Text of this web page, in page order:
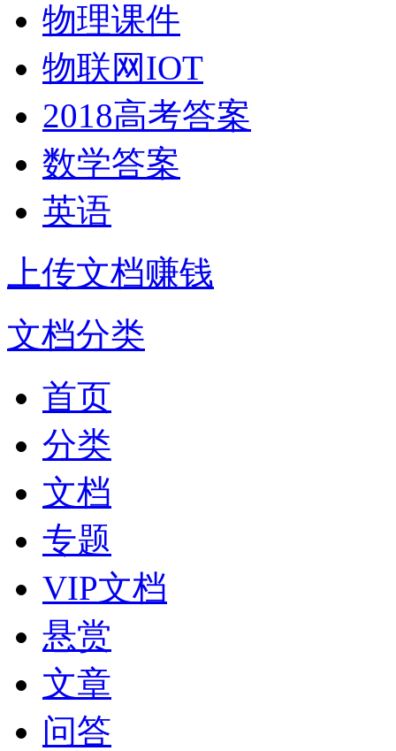
物理课件
物联网IOT
2018高考答案
数学答案
英语
上传文档赚钱
文档分类
首页
分类
文档
专题
VIP文档
悬赏
文章
问答